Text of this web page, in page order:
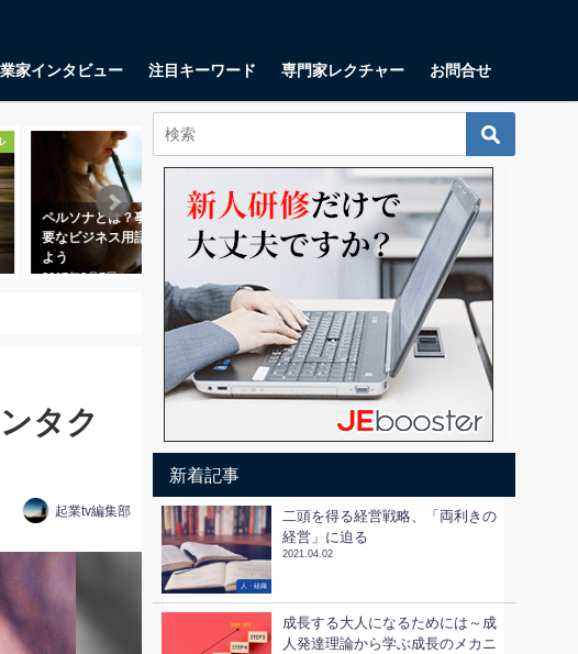
家インタビュー 注目キーワード 専門家レクチャー お問合せ
マーケティング
ソナとは？事業開発の上で重
ビジネス用語の意味を理解し
年3月7日
UXデザインで使いたい「３つのス
トーリー」、UXにクライマックス
をつくってみよう
リーンキャンバス
アップが思い描く
2018年1月17日
タク
起業tv編集部
新着記事
人・組織
二頭を得る経営戦略、「両利きの
経営」に迫る
2021.04.02
成長する大人になるためには～成
人発達理論から学ぶ成長のメカニ